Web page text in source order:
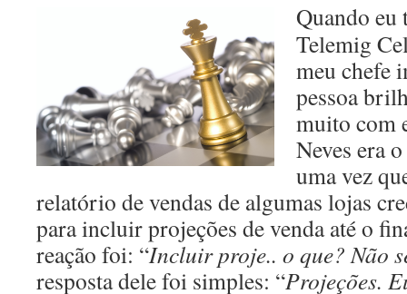
Quando eu
Telemig
meu chefe
pessoa
muito com
Neves era
uma vez
relatório de vendas de algumas lojas
para incluir projeções de venda até o
reação foi: “Incluir proje.. o que? Não
resposta dele foi simples: “Projeções.